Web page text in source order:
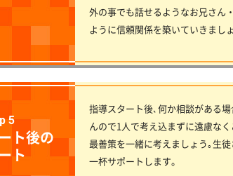
外の事でも話せるようなお兄さん
ように信頼関係を築いていきましょ
5
ト後の
ト
指導スタート後､何か相談がある
んので1人で考え込まずに遠慮な
最善策を一緒に考えましょう｡生
一杯サポートします。